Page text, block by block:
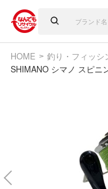
HOME 釣り・フィッシ
SHIMANO シマノ スピニ